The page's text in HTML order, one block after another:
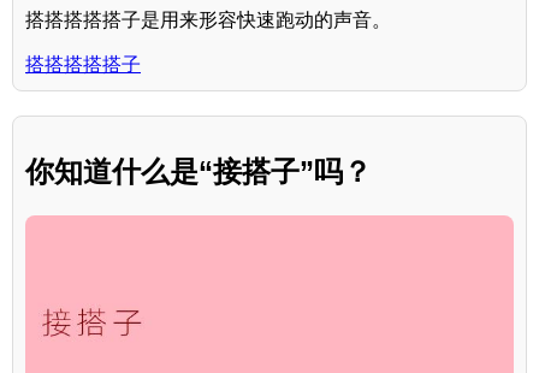
搭搭搭搭搭子是用来形容快速跑动的声音。
搭搭搭搭搭子
你知道什么是“接搭子”吗？